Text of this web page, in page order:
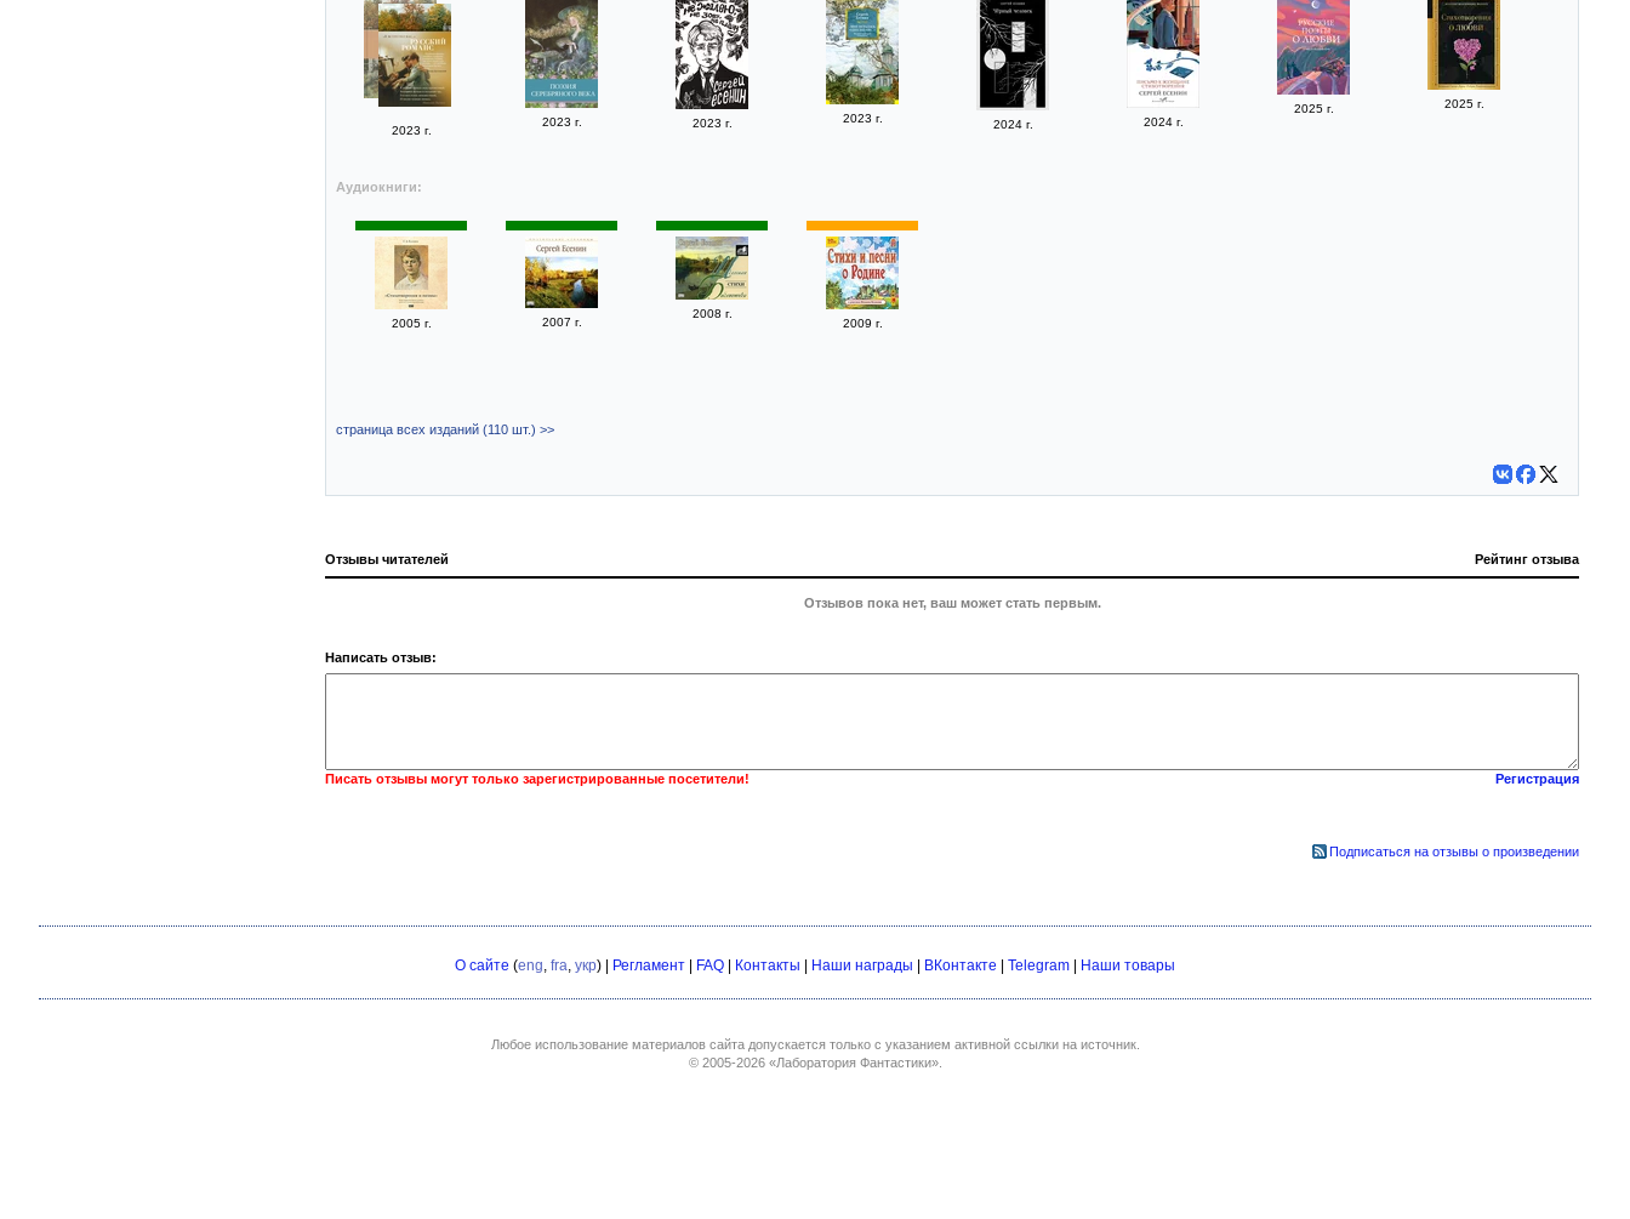
2023 г.
2023 г. 2023 г. 2023 г. 2024 г. 2024 г.
2025 г. 2025 г.
Аудиокниги:
2005 г. 2007 г.
2008 г.
2009 г.
страница всех изданий (110 шт.) >>
Отзывы читателей Рейтинг отзыва
Отзывов пока нет, ваш может стать первым.
Написать отзыв:
Писать отзывы могут только зарегистрированные посетители! Регистрация
Подписаться на отзывы о произведении
О сайте (eng, fra, укр) | Регламент FAQ Контакты Наши награды ВКонтакте Telegram Наши товары
Любое использование материалов сайта допускается только с указанием активной ссылки на источник.
© 2005-2026 «Лаборатория Фантастики».